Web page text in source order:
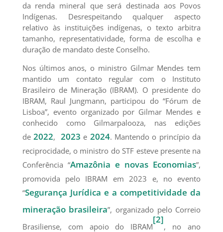
da renda mineral que será destinada aos Povos
Indígenas. Desrespeitando qualquer aspecto
relativo às instituições indígenas, o texto arbitra
tamanho, representatividade, forma de escolha e
duração de mandato deste Conselho.
Nos últimos anos, o ministro Gilmar Mendes tem
mantido um contato regular com o Instituto
Brasileiro de Mineração (IBRAM). O presidente do
IBRAM, Raul Jungmann, participou do “Fórum de
Lisboa”, evento organizado por Gilmar Mendes e
conhecido como Gilmarpalooza, nas edições
de2022, 2023 e 2024. Mantendo o princípio da
reciprocidade, o ministro do STF esteve presente na
Conferência “Amazônia e novas Economias”,
promovida pelo IBRAM em 2023 e, no evento
“Segurança Jurídica e a competitividade da
mineração brasileira”, organizado pelo Correio
Brasiliense, com apoio do IBRAM
[2]
, no ano